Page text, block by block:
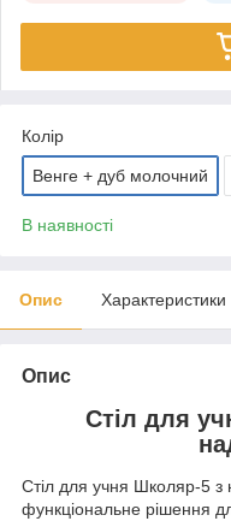
Колір
Венге + дуб молочний
В наявності
Опис Характеристики
Опис
Стіл для
Стіл для учня Школяр-5
функціональне рішення